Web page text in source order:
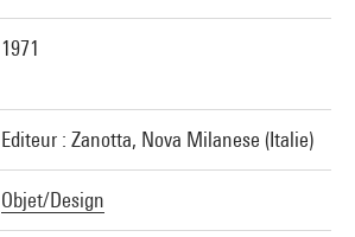
1971
Editeur : Zanotta, Nova Milanese (Italie)
Objet/Design